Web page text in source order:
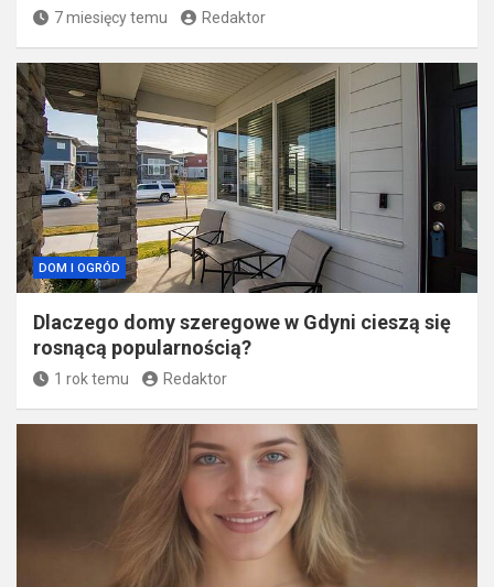
7 miesięcy temu Redaktor
DOM I OGRÓD
Dlaczego domy szeregowe w Gdyni cieszą się
rosnącą popularnością?
1 rok temu Redaktor